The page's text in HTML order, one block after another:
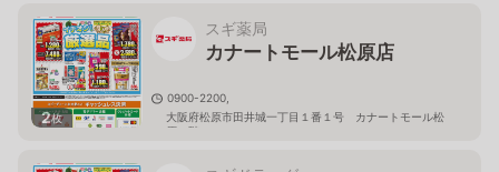
2枚
スギ薬局
カナートモール松原店
0900-2200,
大阪府松原市田井城一丁目１番１号 カナートモール松
原１階